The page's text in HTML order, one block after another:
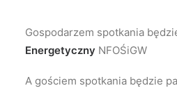
Gospodarzem spotkania
Energetyczny NFOŚiGW
A gościem spotkania będzie